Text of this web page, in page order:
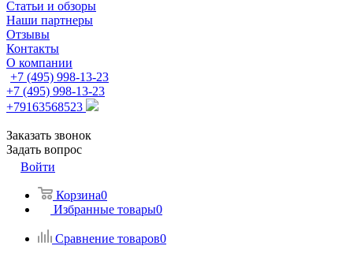
Статьи и обзоры
Наши партнеры
Отзывы
Контакты
О компании
+7 (495) 998-13-23
+7 (495) 998-13-23
+79163568523
Заказать звонок
Задать вопрос
Войти
Корзина0
Избранные товары0
Сравнение товаров0